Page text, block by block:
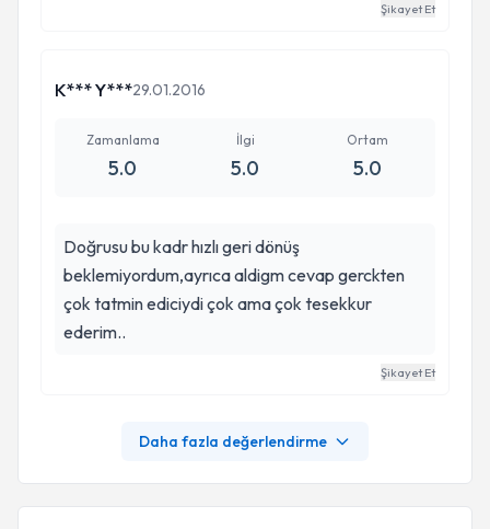
Şikayet Et
K*** Y***29.01.2016
Zamanlama
5.0
İlgi
5.0
Ortam
5.0
Doğrusu bu kadr hızlı geri dönüş
beklemiyordum,ayrıca aldigm cevap gerckten
çok tatmin ediciydi çok ama çok tesekkur
ederim..
Şikayet Et
Daha fazla değerlendirme